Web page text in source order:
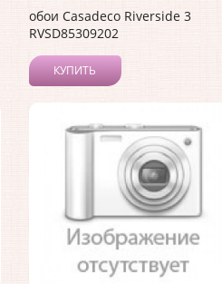
обои Casadeco Riverside 3
RVSD85309202
КУПИТЬ